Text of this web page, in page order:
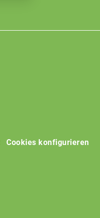
Cookies konfigurieren